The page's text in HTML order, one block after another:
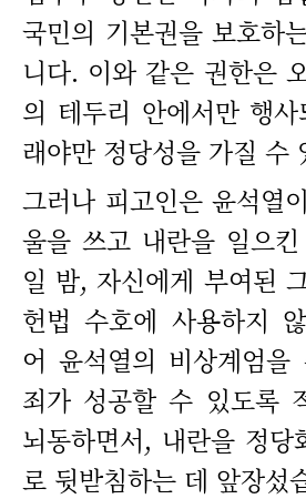
국민의 기본권을 보호하
니다. 이와 같은 권한은
의 테두리 안에서만 행
래야만 정당성을 가질 수
그러나 피고인은 윤석열
울을 쓰고 내란을 일으
일 밤, 자신에게 부여된
헌법 수호에 사용하지
어 윤석열의 비상계엄
죄가 성공할 수 있도록
뇌동하면서, 내란을 정당
로 뒷받침하는 데 앞장섰